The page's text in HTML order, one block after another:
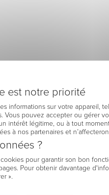
est notre priorité
informations sur votre appareil,
Vous pouvez accepter ou gérer
intérêt légitime, ou à tout
à nos partenaires et
?
pour garantir son bon
Pour obtenir davantage
».